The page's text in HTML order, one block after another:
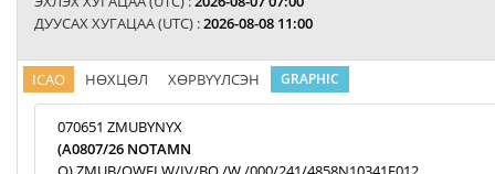
ДУУСАХ ХУГАЦАА (UTC) :2026-08-08 11:00
ICAO НӨХЦӨЛ ХӨРВҮҮЛСЭН GRAPHIC
070651 ZMUBYNYX
(A0807/26 NOTAMN